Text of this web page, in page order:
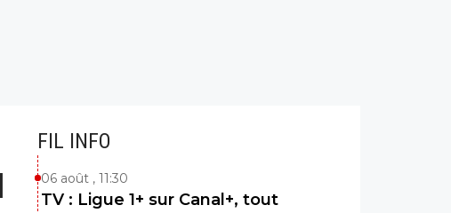
FIL INFO
06 août , 11:30
TV : Ligue 1+ sur Canal+, tout